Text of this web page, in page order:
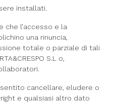
installati.
che l’accesso e la
una rinuncia,
totale o parziale di tali
S.L o,
cancellare, eludere o
e qualsiasi altro dato